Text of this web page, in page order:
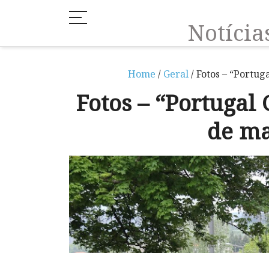
Home / Geral/ Fotos –
Fotos – “Portugal
de